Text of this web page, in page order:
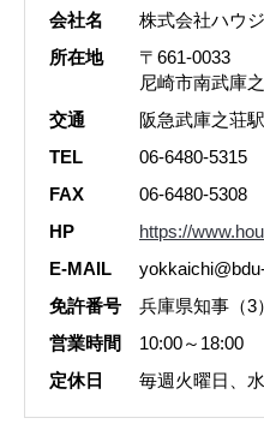
会社名
株式会社ハウ
所在地
〒661-0033
尼崎市南武庫
交通
阪急武庫之荘
TEL
06-6480-5315
FAX
06-6480-5308
HP
https://
E-MAIL
免許番号
兵庫県知事（3
営業時間
10:00～18:00
定休日
毎週火曜日、